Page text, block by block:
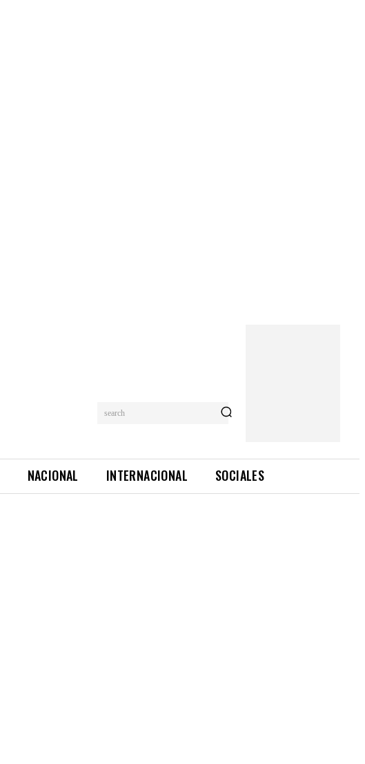
search
NACIONAL INTERNACIONAL SOCIALES